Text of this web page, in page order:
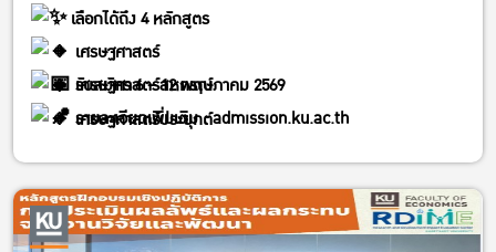
เลือกได้ถึง 4 หลักสูตร
เศรษฐศาสตร์
เศรษฐศาสตร์สหกรณ์
เศรษฐศาสตร์ประยุกต์
รับสมัคร 6 – 12 พฤษภาคม 2569
รายละเอียดเพิ่มเติม :admission.ku.ac.th